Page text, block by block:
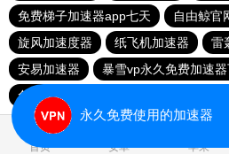
免费梯子加速器app七天
自由鲸官
旋风加速度器
纸飞机加速器
雷
安易加速器
暴雪vp永久免费加速
免费vqn加速试用
首页 安卓 苹果
永久免费使用的加速器